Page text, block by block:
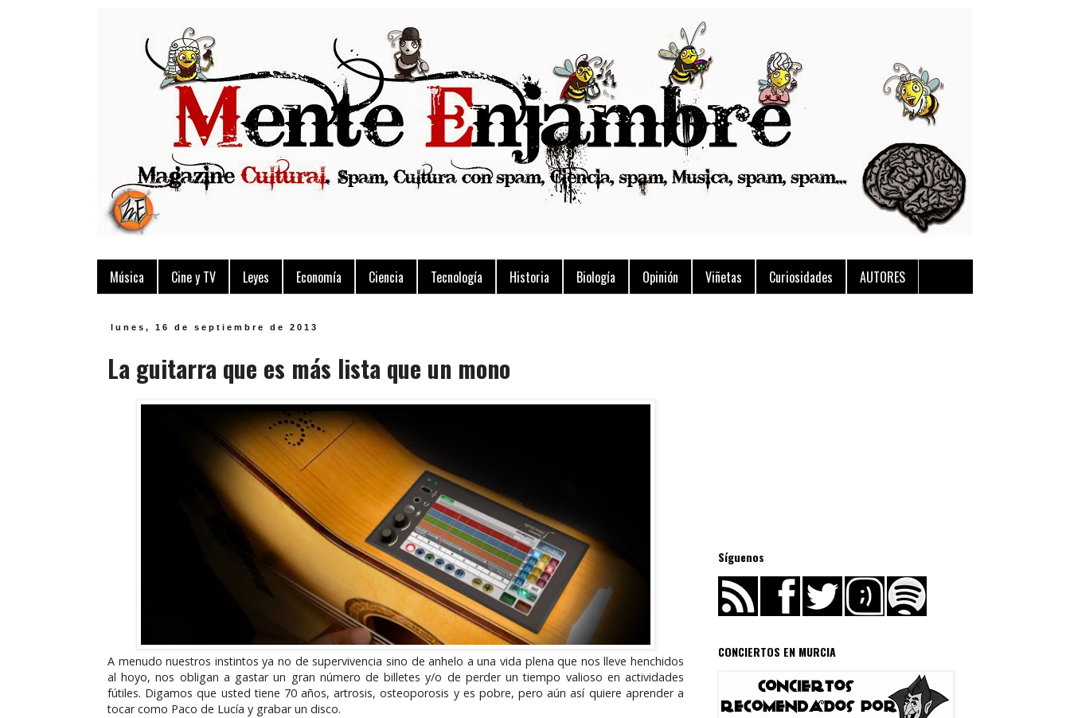
Música Cine y TV Leyes Economía Ciencia Tecnología Historia Biología Opinión Viñetas Curiosidades AUTORES
lunes, 16 de septiembre de 2013
La guitarra que es más lista que un mono
A menudo nuestros instintos ya no de supervivencia sino de anhelo a una vida plena que nos lleve henchidos
al hoyo, nos obligan a gastar un gran número de billetes y/o de perder un tiempo valioso en actividades
fútiles. Digamos que usted tiene 70 años, artrosis, osteoporosis y es pobre, pero aún así quiere aprender a
tocar como Paco de Lucía y grabar un disco.
Síguenos
CONCIERTOS EN MURCIA